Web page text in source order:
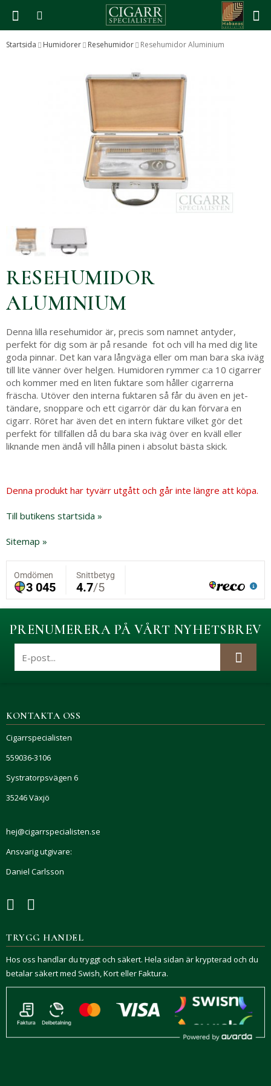
Startsida Humidorer Resehumidor Resehumidor Aluminium
RESEHUMIDOR
ALUMINIUM
Denna lilla resehumidor är, precis som namnet antyder,
perfekt för dig som är på resande fot och vill ha med dig lite
goda pinnar. Det kan vara långväga eller om man bara ska iväg
till lite vänner över helgen. Humidoren rymmer c:a 10 cigarrer
och kommer med en liten fuktare som håller cigarrerna
fräscha. Utöver den interna fuktaren så får du även en jet-
tändare, snoppare och ett cigarrör där du kan förvara en
cigarr. Röret har även det en intern fuktare vilket gör det
perfekt för tillfällen då du bara ska iväg över en kväll eller
liknande men ändå vill hålla pinen i absolut bästa skick.
Denna produkt har tyvärr utgått och går inte längre att köpa.
Till butikens startsida »
Sitemap »
PRENUMERERA PÅ VÅRT NYHETSBREV
KONTAKTA OSS
Cigarrspecialisten
559036-3106
Systratorpsvägen 6
35246 Växjö
hej@cigarrspecialisten.se
Ansvarig utgivare:
Daniel Carlsson
TRYGG HANDEL
Hos oss handlar du tryggt och säkert. Hela sidan är krypterad och du
betalar säkert med Swish, Kort eller Faktura.